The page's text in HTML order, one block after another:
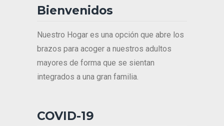
Bienvenidos
Nuestro Hogar es una opción que abre los
brazos para acoger a nuestros adultos
mayores de forma que se sientan
integrados a una gran familia.
COVID-19